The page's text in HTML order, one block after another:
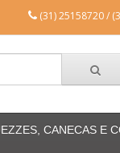
(31) 25158720 /
CANECAS E